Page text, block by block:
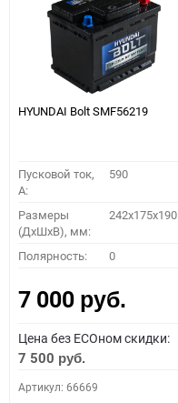
HYUNDAI Bolt SMF56219
Пусковой ток,
A:
590
Размеры
(ДхШхВ), мм:
242x175x190
Полярность: 0
7 000 руб.
Цена без ECOном скидки:
7 500 руб.
Артикул: 66669